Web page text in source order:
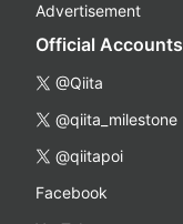
Advertisement
Official Accounts
@Qiita
@qiita_milestone
@qiitapoi
Facebook